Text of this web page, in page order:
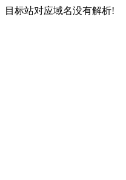
目标站对应域名没有解析!